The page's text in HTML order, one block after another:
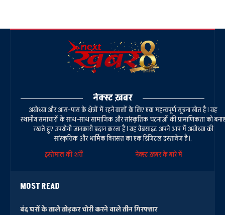
नेक्स्ट ख़बर
अयोध्या और आस-पास के क्षेत्रों में रहने वालों के लिए एक महत्वपूर्ण सूचना स्रोत है। यह
स्थानीय समाचारों के साथ-साथ सामाजिक और सांस्कृतिक घटनाओं की प्रामाणिकता को बनाए
रखते हुए उपयोगी जानकारी प्रदान करता है। यह वेबसाइट अपने आप में अयोध्या की
सांस्कृतिक और धार्मिक विरासत का एक डिजिटल दस्तावेज है।.
इस्तेमाल की शर्तें
नेक्स्ट ख़बर के बारे में
MOST READ
बंद घरों के ताले तोड़कर चोरी करने वाले तीन गिरफ्तार